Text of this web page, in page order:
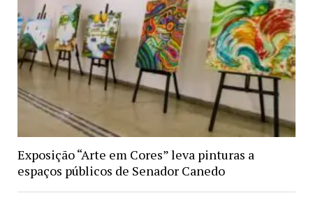
Exposição “Arte em Cores” leva pinturas a
espaços públicos de Senador Canedo